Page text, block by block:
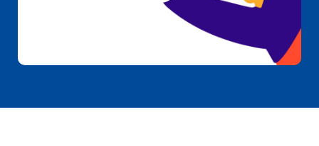
Découvrir